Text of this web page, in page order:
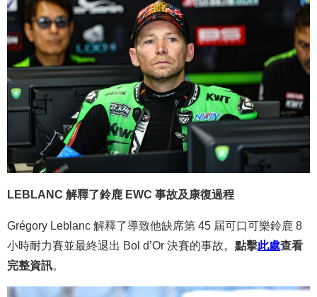
LEBLANC 解釋了鈴鹿 EWC 事故及康復過程
Grégory Leblanc 解釋了導致他缺席第 45 屆可口可樂鈴鹿 8
小時耐力賽並最終退出 Bol d’Or 決賽的事故。 點擊此處查看
完整資訊